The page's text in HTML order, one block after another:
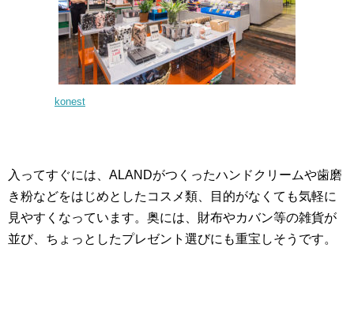
konest
入ってすぐには、ALANDがつくったハンドクリームや歯磨
き粉などをはじめとしたコスメ類、目的がなくても気軽に
見やすくなっています。奥には、財布やカバン等の雑貨が
並び、ちょっとしたプレゼント選びにも重宝しそうです。